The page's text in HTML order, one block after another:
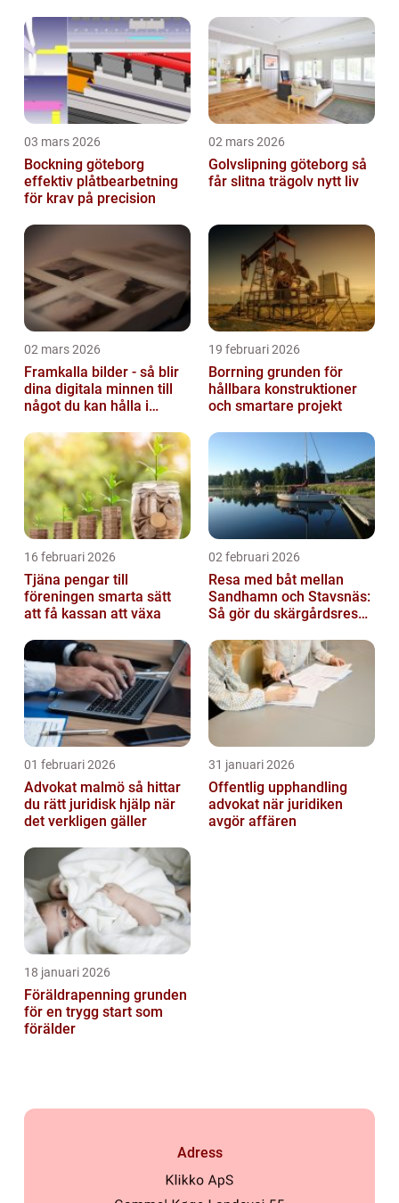
03 mars 2026
Bockning göteborg
effektiv plåtbearbetning
för krav på precision
02 mars 2026
Golvslipning göteborg så
får slitna trägolv nytt liv
02 mars 2026
Framkalla bilder - så blir
dina digitala minnen till
något du kan hålla i
19 februari 2026
Borrning grunden för
hållbara konstruktioner
och smartare projekt
16 februari 2026
Tjäna pengar till
föreningen smarta sätt
att få kassan att växa
02 februari 2026
Resa med båt mellan
Sandhamn och Stavsnäs:
Så gör du skärgårdsresan
01 februari 2026
Advokat malmö så hittar
du rätt juridisk hjälp när
det verkligen gäller
31 januari 2026
Offentlig upphandling
advokat när juridiken
avgör affären
18 januari 2026
Föräldrapenning grunden
för en trygg start som
förälder
Adress